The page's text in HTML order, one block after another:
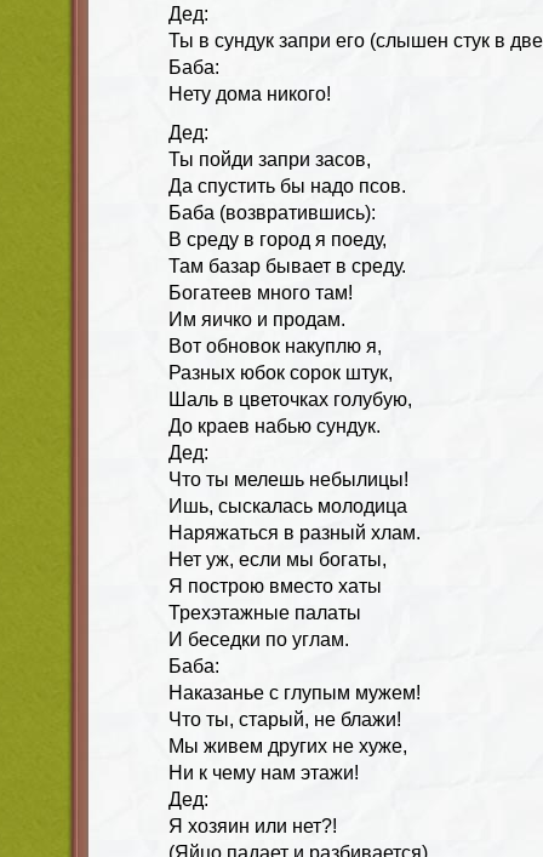
Дед:
Ты в сундук запри его (слышен стук в
Баба:
Нету дома никого!
Дед:
Ты пойди запри засов,
Да спустить бы надо псов.
Баба (возвратившись):
В среду в город я поеду,
Там базар бывает в среду.
Богатеев много там!
Им яичко и продам.
Вот обновок накуплю я,
Разных юбок сорок штук,
Шаль в цветочках голубую,
До краев набью сундук.
Дед:
Что ты мелешь небылицы!
Ишь, сыскалась молодица
Наряжаться в разный хлам.
Нет уж, если мы богаты,
Я построю вместо хаты
Трехэтажные палаты
И беседки по углам.
Баба:
Наказанье с глупым мужем!
Что ты, старый, не блажи!
Мы живем других не хуже,
Ни к чему нам этажи!
Дед:
Я хозяин или нет?!
(Яйцо падает и разбивается).